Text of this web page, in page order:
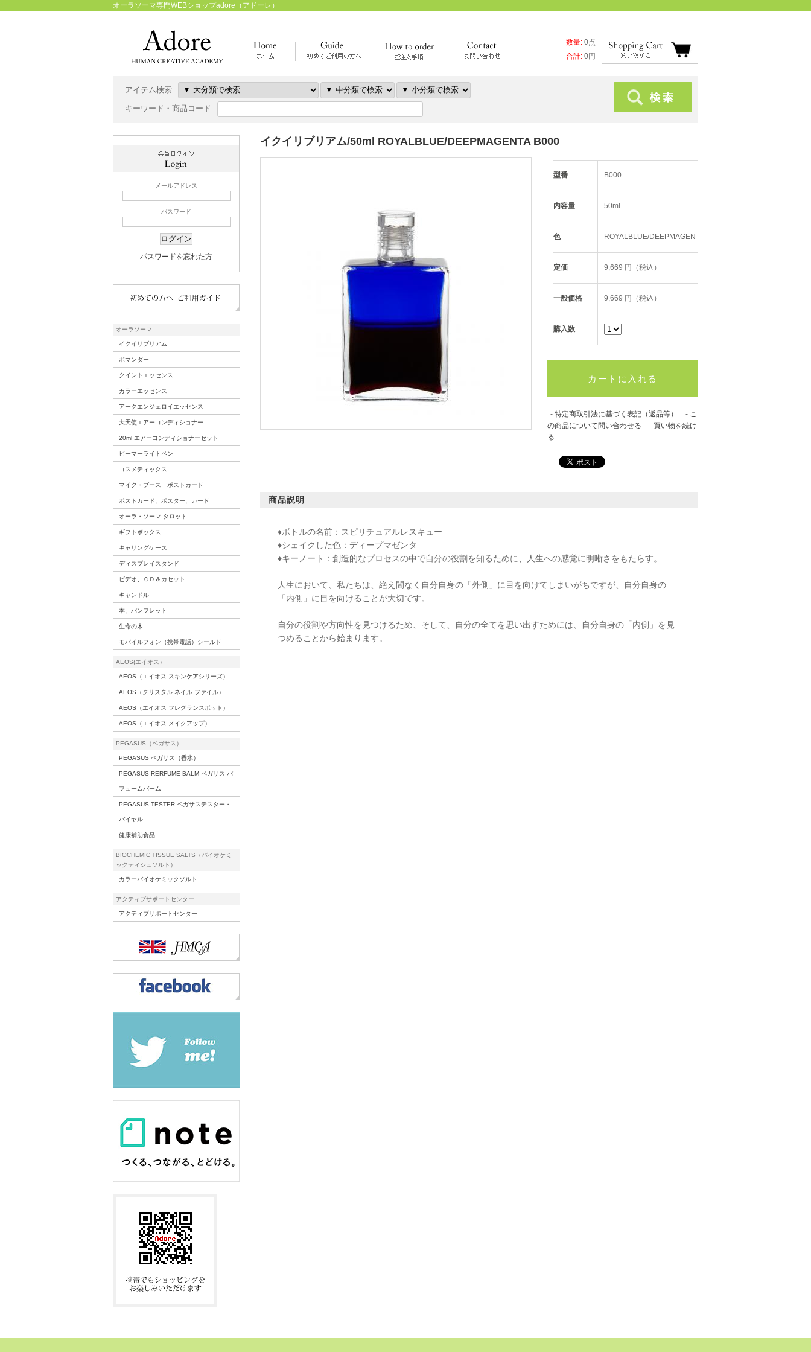
オーラソーマ専門WEBショップadore（アドーレ）
数量: 0点
合計: 0円
アイテム検索
キーワード・商品コード
メールアドレス
パスワード
パスワードを忘れた方
オーラソーマ
イクイリブリアム
ポマンダー
クイントエッセンス
カラーエッセンス
アークエンジェロイエッセンス
大天使エアーコンディショナー
20ml エアーコンディショナーセット
ビーマーライトペン
コスメティックス
マイク・ブース ポストカード
ポストカード、ポスター、カード
オーラ・ソーマ タロット
ギフトボックス
キャリングケース
ディスプレイスタンド
ビデオ、ＣＤ＆カセット
キャンドル
本、パンフレット
生命の木
モバイルフォン（携帯電話）シールド
AEOS(エイオス）
AEOS（エイオス スキンケアシリーズ）
AEOS（クリスタル ネイル ファイル）
AEOS（エイオス フレグランスポット）
AEOS（エイオス メイクアップ）
PEGASUS（ペガサス）
PEGASUS ペガサス（香水）
PEGASUS RERFUME BALM ペガサス パ
フュームバーム
PEGASUS TESTER ペガサステスター・
バイヤル
健康補助食品
BIOCHEMIC TISSUE SALTS（バイオケミ
ックティシュソルト）
カラーバイオケミックソルト
アクティブサポートセンター
アクティブサポートセンター
イクイリブリアム/50ml ROYALBLUE/DEEPMAGENTA B000
型番 B000
内容量 50ml
色 ROYALBLUE/DEEPMAGENTA
定価 9,669 円（税込）
一般価格 9,669 円（税込）
購入数
- 特定商取引法に基づく表記（返品等） - こ
の商品について問い合わせる
- 買い物を続け
る
商品説明
♦ボトルの名前：スピリチュアルレスキュー
♦シェイクした色：ディープマゼンタ
♦キーノート：創造的なプロセスの中で自分の役割を知るために、人生への感覚に明晰さをもたらす。
人生において、私たちは、絶え間なく自分自身の「外側」に目を向けてしまいがちですが、自分自身の
「内側」に目を向けることが大切です。
自分の役割や方向性を見つけるため、そして、自分の全てを思い出すためには、自分自身の「内側」を見
つめることから始まります。